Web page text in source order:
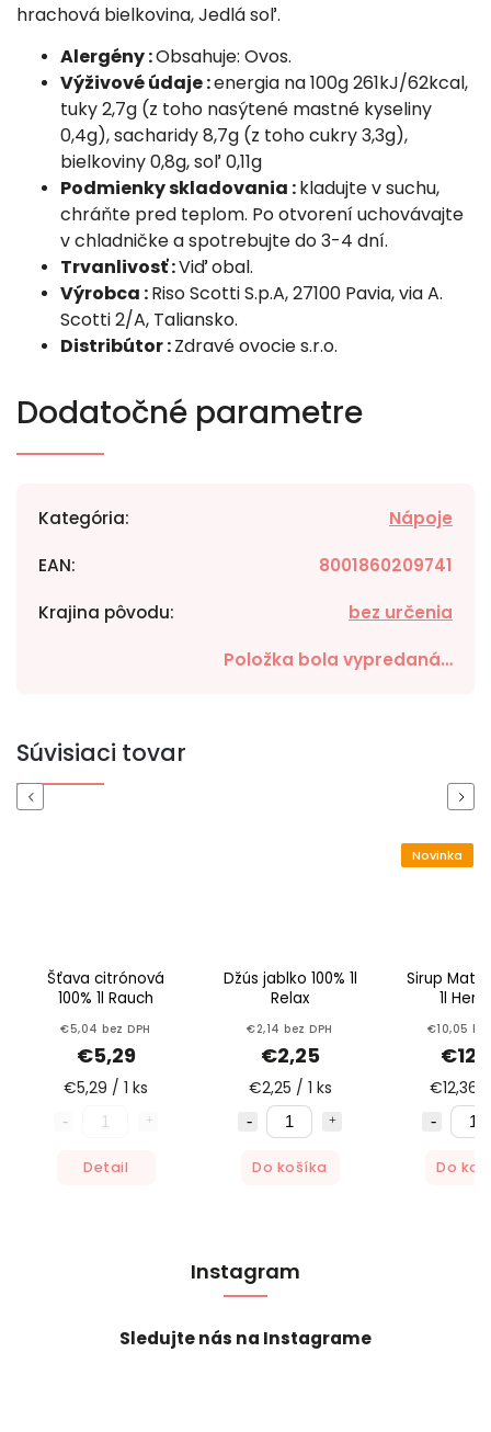
hrachová bielkovina, Jedlá soľ.
Alergény :Obsahuje: Ovos.
Výživové údaje :energia na 100g 261kJ/62kcal,
tuky 2,7g (z toho nasýtené mastné kyseliny
0,4g), sacharidy 8,7g (z toho cukry 3,3g),
bielkoviny 0,8g, soľ 0,11g
Podmienky skladovania :kladujte v suchu,
chráňte pred teplom. Po otvorení uchovávajte
v chladničke a spotrebujte do 3-4 dní.
Trvanlivosť :Viď obal.
Výrobca :Riso Scotti S.p.A, 27100 Pavia, via A.
Scotti 2/A, Taliansko.
Distribútor :Zdravé ovocie s.r.o.
Dodatočné parametre
Kategória: Nápoje
EAN: 8001860209741
Krajina pôvodu: bez určenia
Položka bola vypredaná…
Súvisiaci tovar
Previous
Šťava citrónová
100% 1l Rauch
€5,04 bez DPH
€5,29
€5,29 / 1 ks
Detail
Džús jablko 100% 1l
Relax
€2,14 bez DPH
€2,25
€2,25 / 1 ks
Do košíka
Novinka
Sirup
1l
€10,05
€12,36 /
Do
Next
Instagram
Sledujte nás na Instagrame